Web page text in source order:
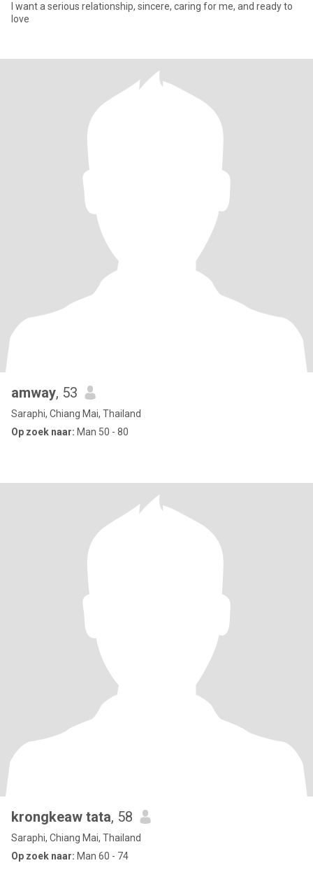
I want a serious relationship, sincere, caring for me, and ready to
love
amway, 53
Saraphi, Chiang Mai, Thailand
Op zoek naar: Man 50 - 80
krongkeaw tata, 58
Saraphi, Chiang Mai, Thailand
Op zoek naar: Man 60 - 74